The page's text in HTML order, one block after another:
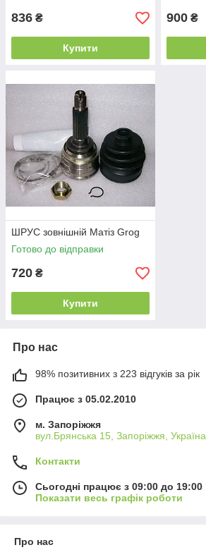
836 ₴
Купити
900 ₴
ШРУС зовнішній Матіз Grog
Готово до відправки
720 ₴
Купити
Про нас
98% позитивних з 223 відгуків за рік
Працює з 05.02.2010
м. Запоріжжя
вул.Брянська 15, Запоріжжя, Україна
Контакти
Сьогодні працює з 09:00 до 19:00
Показати весь графік роботи
Про нас